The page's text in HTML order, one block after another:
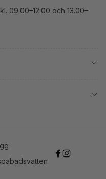
09.00–12.00 och 13.00–
Facebook
Instagram